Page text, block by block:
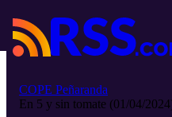
COPE Peñaranda
En 5 y sin tomate (01/04/